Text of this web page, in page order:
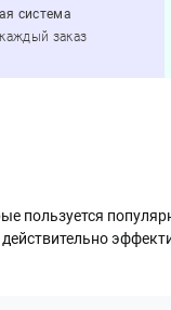
система
заказ
пользуется